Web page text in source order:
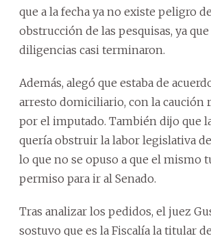
que a la fecha ya no existe peligro
obstrucción de las pesquisas, ya que
diligencias casi terminaron.
Además, alegó que estaba de
arresto domiciliario, con la caución
por el imputado. También dijo que
quería obstruir la labor legislativa
lo que no se opuso a que el mismo
permiso para ir al Senado.
Tras analizar los pedidos, el juez
sostuvo que es la Fiscalía la titular